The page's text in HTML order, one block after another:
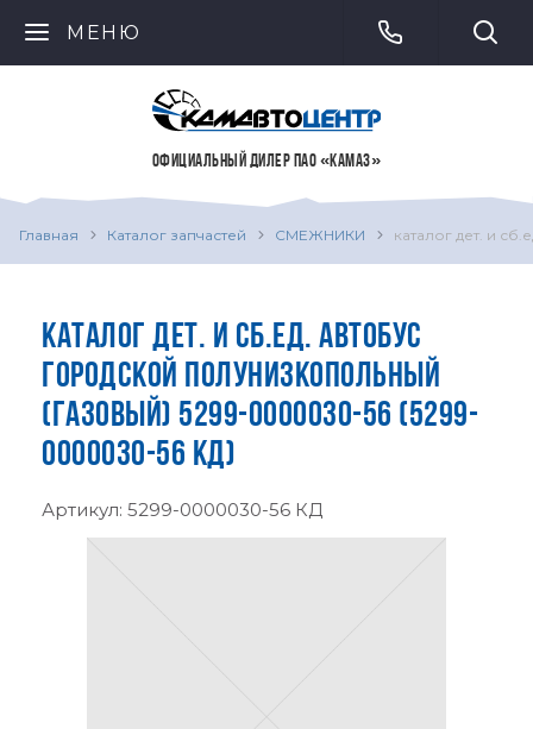
МЕНЮ
ОФИЦИАЛЬНЫЙ ДИЛЕР ПАО «КАМАЗ»
Главная Каталог запчастей СМЕЖНИКИ каталог дет. и
КАТАЛОГ ДЕТ. И СБ.ЕД. АВТОБУС
ГОРОДСКОЙ ПОЛУНИЗКОПОЛЬНЫЙ
(ГАЗОВЫЙ) 5299-0000030-56 (5299-
0000030-56 КД)
Артикул: 5299-0000030-56 КД